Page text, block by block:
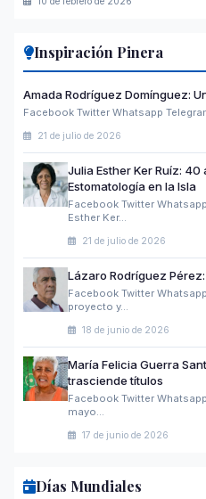
Inspiración Pinera
Amada Rodríguez Domínguez:
Facebook Twitter Whatsapp
21 de julio de 2026
Julia Esther Ker Ruíz:
Estomatología en la Isla
Facebook Twitter
Esther Ker…
21 de julio de 2026
Lázaro Rodríguez
Facebook Twitter
proyecto y…
18 de junio de 2026
María Felicia Guerra
trasciende títulos
Facebook Twitter
mayo…
17 de junio de 2026
Días Mundiales